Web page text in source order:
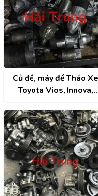
Củ đề, máy đề Tháo Xe
Toyota Vios, Innova,
Hilux